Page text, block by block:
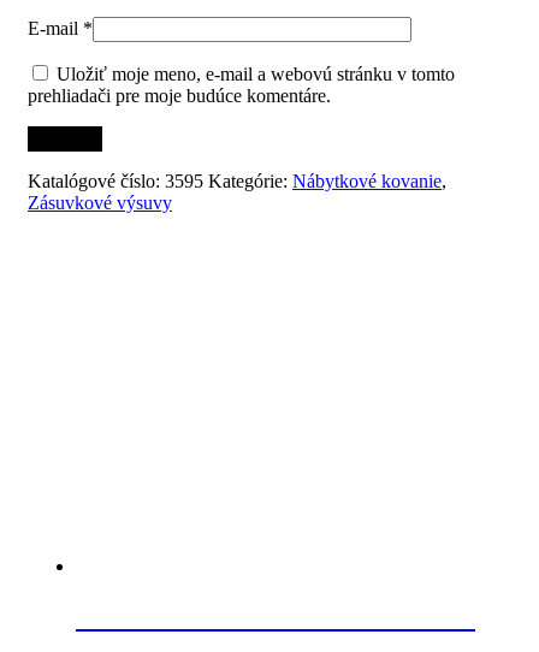
E-mail *
Uložiť moje meno, e-mail a webovú stránku v tomto
prehliadači pre moje budúce komentáre.
Katalógové číslo: 3595 Kategórie: Nábytkové kovanie,
Zásuvkové výsuvy